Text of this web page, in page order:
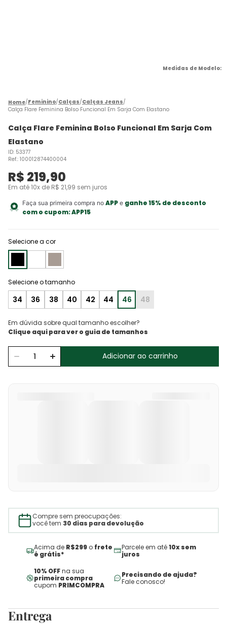
Feminino Calças Calças Jeans
Calça Flare Feminina Bolso Funcional Em Sarja Com Elastano
Calça Flare Feminina Bolso Funcional Em Sarja Com
Elastano
ID: 53377
Ref.: 100012874400004
R$ 219,90
Em até10x de R$ 21,99 sem juros
Faça sua primeira compra no APPe ganhe 15% de desconto
com o cupom:APP15
Selecione a cor
34 36 38 40 42 44 46 48
Em dúvida sobre qual tamanho escolher?
Adicionar ao carrinho
Compre sem preocupações:
você tem 30 dias para devolução
Acima de R$299 o frete
é grátis*
Parcele em até10x sem
juros
10% OFFna sua
primeira compra
cupom PRIMCOMPRA
Precisando de ajuda?
Fale conosco!
Entrega